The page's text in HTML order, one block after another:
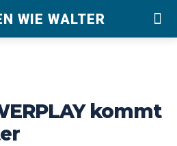
WIE WALTER
kommt